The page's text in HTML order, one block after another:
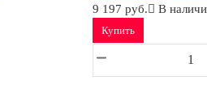
9 197 руб.
В
Купить